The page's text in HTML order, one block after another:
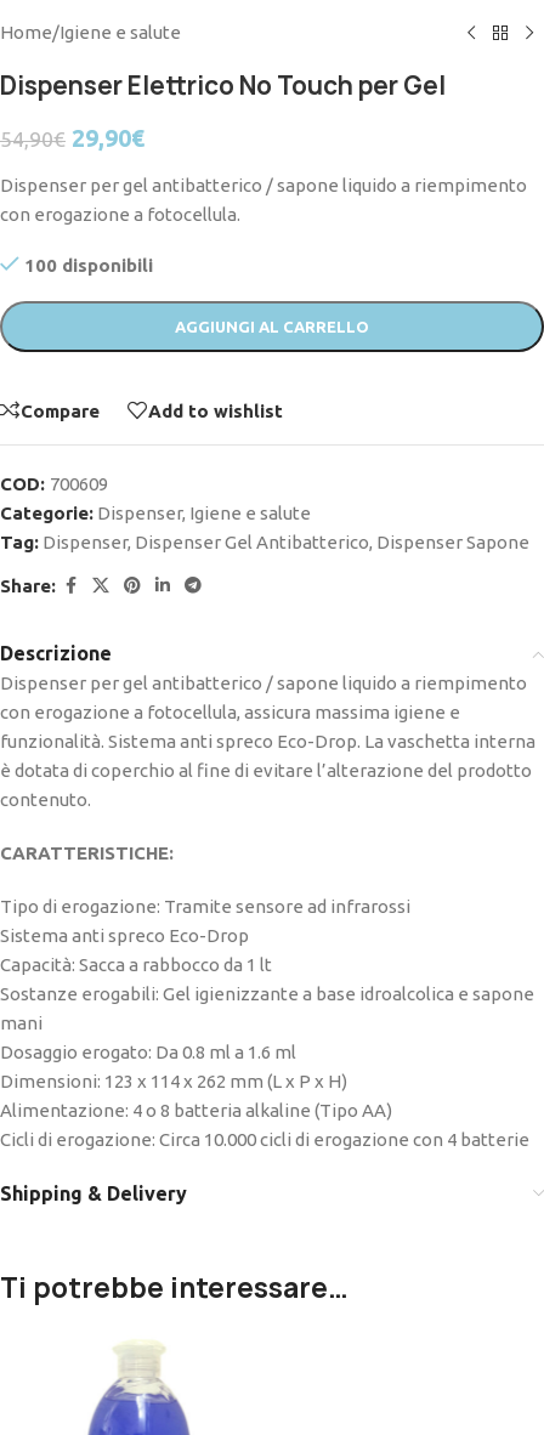
Home/Igiene e salute
Dispenser Elettrico No Touch per Gel
54,90€ 29,90€
Dispenser per gel antibatterico / sapone liquido a riempimento
con erogazione a fotocellula.
100 disponibili
AGGIUNGI AL CARRELLO
Compare Add to wishlist
COD: 700609
Categorie: Dispenser, Igiene e salute
Tag: Dispenser, Dispenser Gel Antibatterico, Dispenser Sapone
Share:
Descrizione
Dispenser per gel antibatterico / sapone liquido a riempimento
con erogazione a fotocellula, assicura massima igiene e
funzionalità. Sistema anti spreco Eco-Drop. La vaschetta interna
è dotata di coperchio al fine di evitare l’alterazione del prodotto
contenuto.
CARATTERISTICHE:
Tipo di erogazione: Tramite sensore ad infrarossi
Sistema anti spreco Eco-Drop
Capacità: Sacca a rabbocco da 1 lt
Sostanze erogabili: Gel igienizzante a base idroalcolica e sapone
mani
Dosaggio erogato: Da 0.8 ml a 1.6 ml
Dimensioni: 123 x 114 x 262 mm (L x P x H)
Alimentazione: 4 o 8 batteria alkaline (Tipo AA)
Cicli di erogazione: Circa 10.000 cicli di erogazione con 4 batterie
Shipping & Delivery
Ti potrebbe interessare…